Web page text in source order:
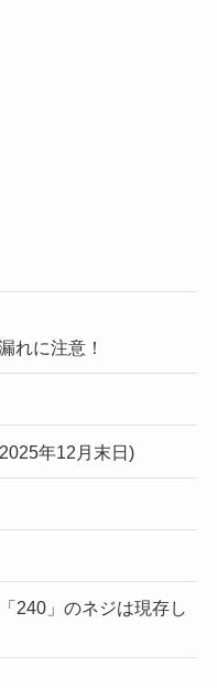
れに注意！
年12月末日)
240」のネジは現存し